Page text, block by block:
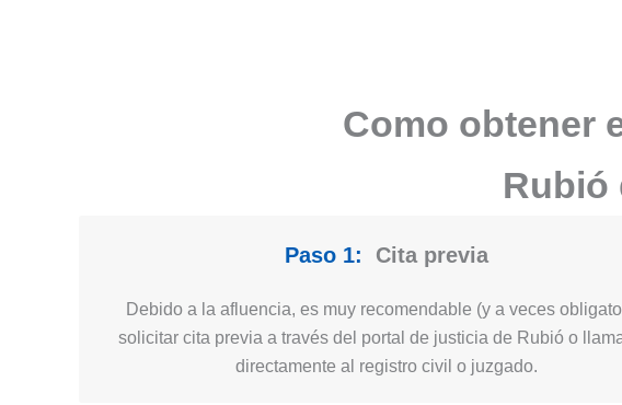
Como obtener
Rubió
Paso 1: Cita previa
Debido a la afluencia, es muy recomendable (y a veces
solicitar cita previa a través del portal de justicia de Rubió o
directamente al registro civil o juzgado.